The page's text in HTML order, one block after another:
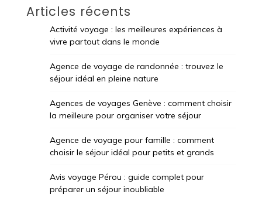
Articles récents
Activité voyage : les meilleures expériences à
vivre partout dans le monde
Agence de voyage de randonnée : trouvez le
séjour idéal en pleine nature
Agences de voyages Genève : comment choisir
la meilleure pour organiser votre séjour
Agence de voyage pour famille : comment
choisir le séjour idéal pour petits et grands
Avis voyage Pérou : guide complet pour
préparer un séjour inoubliable